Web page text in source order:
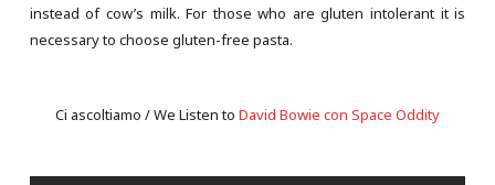
instead of cow’s milk. For those who are gluten intolerant it is
necessary to choose gluten-free pasta.
Ci ascoltiamo / We Listen to David Bowie con Space Oddity